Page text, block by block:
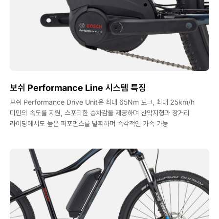
보쉬 Performance Line 시스템 특징
보쉬 Performance Drive Unit은 최대 65Nm 토크, 최대 25km/h
미만의 속도를 지원, 스포티한 승차감을 제공하며 산악지형과 장거리
라이딩에서도 높은 퍼포먼스를 발휘하며 즉각적인 가속 가능